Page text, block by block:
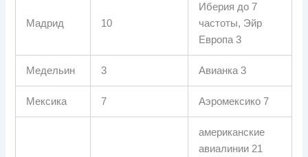
Мадрид 10
Иберия до 7
частоты, Эйр
Европа 3
Медельин 3 Авианка 3
Мексика 7 Аэромексико 7
американские
авиалинии 21